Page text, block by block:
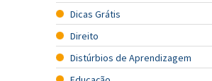
Dicas Grátis
Direito
Distúrbios de Aprendizagem